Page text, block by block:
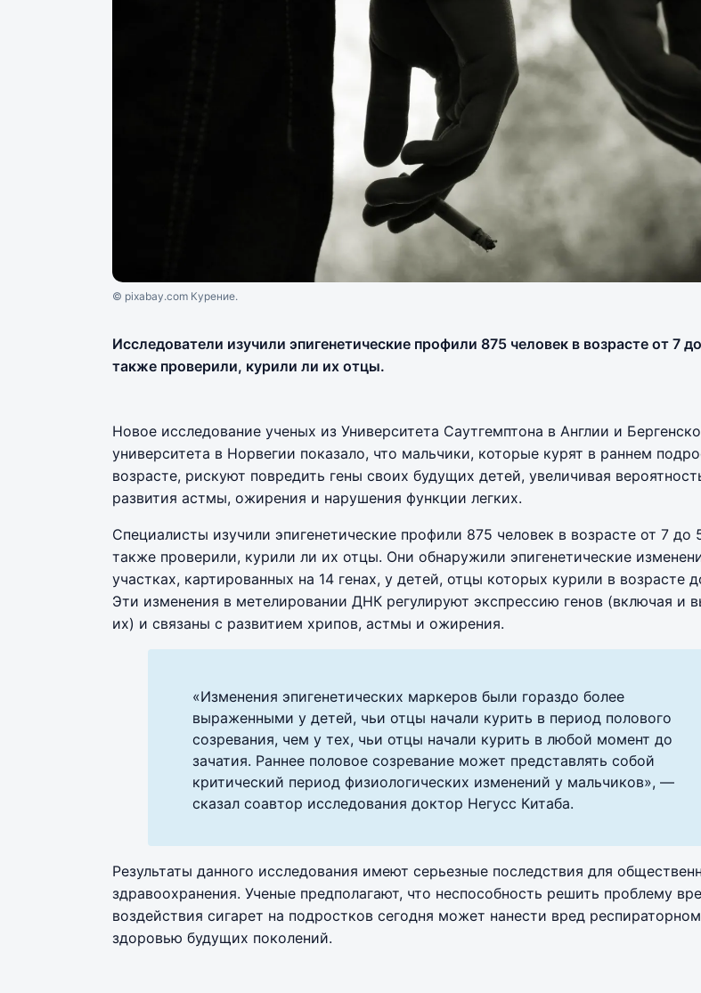
© pixabay.com Курение.
Исследователи изучили эпигенетические профили 875 человек в возрасте от 7
также проверили, курили ли их отцы.
Новое исследование ученых из Университета Саутгемптона в Англии и
университета в Норвегии показало, что мальчики, которые курят в раннем
возрасте, рискуют повредить гены своих будущих детей, увеличивая
развития астмы, ожирения и нарушения функции легких.
Специалисты изучили эпигенетические профили 875 человек в возрасте от 7 до
также проверили, курили ли их отцы. Они обнаружили эпигенетические
участках, картированных на 14 генах, у детей, отцы которых курили в возрасте
Эти изменения в метелировании ДНК регулируют экспрессию генов (включая и
их) и связаны с развитием хрипов, астмы и ожирения.
«Изменения эпигенетических маркеров были гораздо более
выраженными у детей, чьи отцы начали курить в период полового
созревания, чем у тех, чьи отцы начали курить в любой момент до
зачатия. Раннее половое созревание может представлять собой
критический период физиологических изменений у мальчиков», —
сказал соавтор исследования доктор Негусс Китаба.
Результаты данного исследования имеют серьезные последствия для
здравоохранения. Ученые предполагают, что неспособность решить проблему
воздействия сигарет на подростков сегодня может нанести вред
здоровью будущих поколений.